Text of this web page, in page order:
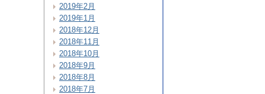
2019年2月
2019年1月
2018年12月
2018年11月
2018年10月
2018年9月
2018年8月
2018年7月